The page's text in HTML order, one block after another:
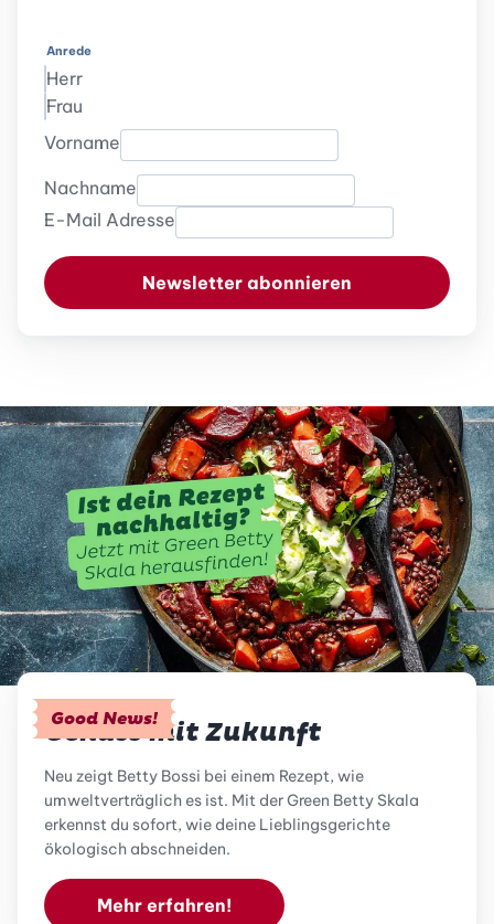
Anrede
Herr
Frau
Vorname
Nachname
E-Mail Adresse
Newsletter abonnieren
Good News!
Genuss mit Zukunft
Neu zeigt Betty Bossi bei einem Rezept, wie
umweltverträglich es ist. Mit der Green Betty Skala
erkennst du sofort, wie deine Lieblingsgerichte
ökologisch abschneiden.
Mehr erfahren!